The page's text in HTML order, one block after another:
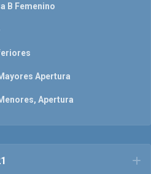
B Femenino
Apertura
Apertura